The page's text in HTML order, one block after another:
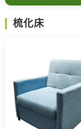
梳化床